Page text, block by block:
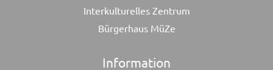
Interkulturelles Zentrum
Bürgerhaus MüZe
Information